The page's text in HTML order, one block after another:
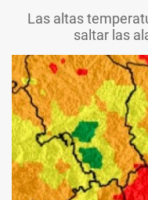
Las altas
saltar las